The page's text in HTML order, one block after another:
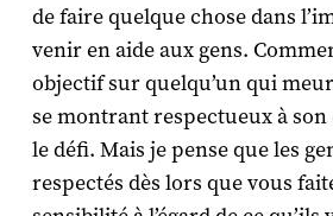
de faire quelque chose dans
venir en aide aux gens.
objectif sur quelqu’un qui
se montrant respectueux à son
le défi. Mais je pense que les
respectés dès lors que vous